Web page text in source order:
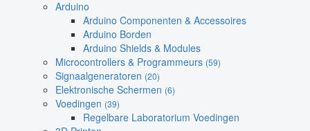
Arduino
Arduino Componenten & Accessoires
Arduino Borden
Arduino Shields & Modules
Microcontrollers & Programmeurs (59)
Signaalgeneratoren (20)
Elektronische Schermen (6)
Voedingen (39)
Regelbare Laboratorium Voedingen